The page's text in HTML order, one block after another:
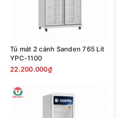
Tủ mát 2 cánh Sanden 765 Lít
YPC-1100
22.200.000₫